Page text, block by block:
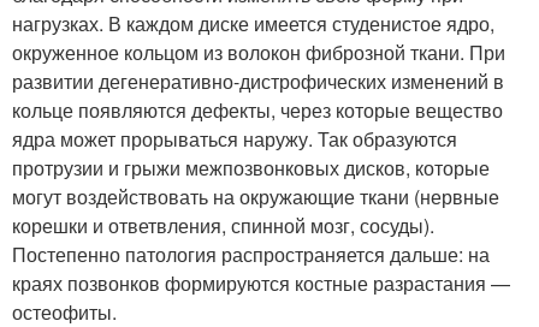
нагрузках. В каждом диске имеется студенистое ядро,
окруженное кольцом из волокон фиброзной ткани. При
развитии дегенеративно-дистрофических изменений в
кольце появляются дефекты, через которые вещество
ядра может прорываться наружу. Так образуются
протрузии и грыжи межпозвонковых дисков, которые
могут воздействовать на окружающие ткани (нервные
корешки и ответвления, спинной мозг, сосуды).
Постепенно патология распространяется дальше: на
краях позвонков формируются костные разрастания —
остеофиты.